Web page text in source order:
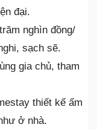
đại.
nghìn đồng/
sạch sẽ.
gia chủ, tham
thiết kế ấm
ở nhà.